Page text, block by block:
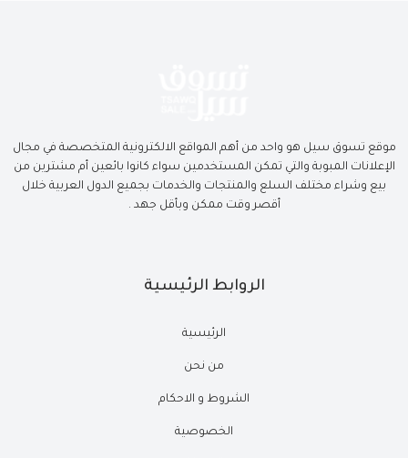
موقع تسوق سيل هو واحد من أهم المواقع الالكترونية المتخصصة في مجال
الإعلانات المبوبة والتي تمكن المستخدمين سواء كانوا بائعين أم مشترين من
بيع وشراء مختلف السلع والمنتجات والخدمات بجميع الدول العربية خلال
أقصر وقت ممكن وبأقل جهد .
الروابط الرئيسية
الرئيسية
من نحن
الشروط و الاحكام
الخصوصية